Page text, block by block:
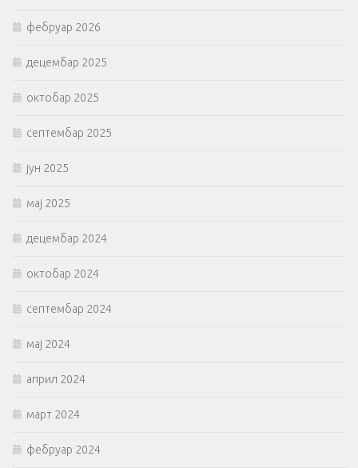
фебруар 2026
децембар 2025
октобар 2025
септембар 2025
јун 2025
мај 2025
децембар 2024
октобар 2024
септембар 2024
мај 2024
април 2024
март 2024
фебруар 2024